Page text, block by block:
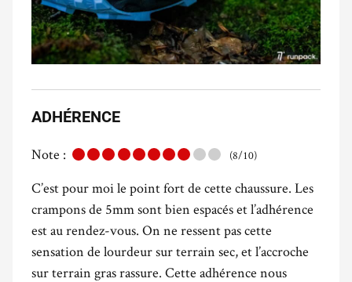
ADHÉRENCE
Note : (8/10)
C’est pour moi le point fort de cette chaussure. Les
crampons de 5mm sont bien espacés et l’adhérence
est au rendez-vous. On ne ressent pas cette
sensation de lourdeur sur terrain sec, et l’accroche
sur terrain gras rassure. Cette adhérence nous